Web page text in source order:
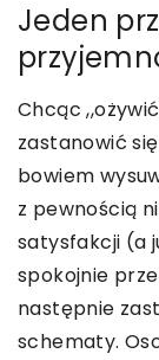
Jeden
Chcąc
zastanowić
bowiem
z pewnością
satysfakcji (a
spokojnie
następnie
schematy.